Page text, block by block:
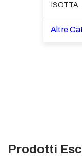
ISOTTA
Altre
Prodotti